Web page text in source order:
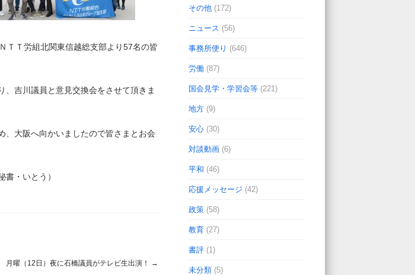
ＴＴ労組北関東信越総支部より57名の皆
吉川議員と意見交換会をさせて頂きま
、大阪へ向かいましたので皆さまとお会
・いとう）
曜（12日）夜に石橋議員がテレビ生出演！ →
その他 (172)
ニュース (56)
事務所便り (646)
労働 (87)
国会見学・学習会等 (221)
地方 (9)
安心 (30)
対談動画 (6)
平和 (46)
応援メッセージ (42)
政策 (58)
教育 (27)
書評 (1)
未分類 (5)